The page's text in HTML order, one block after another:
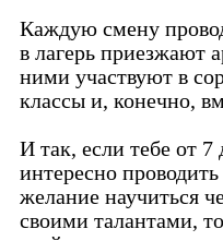
Каждую смену
в лагерь приезжают
ними участвуют в
классы и, конечно,
И так, если тебе от 7
интересно
желание научиться
своими талантами,